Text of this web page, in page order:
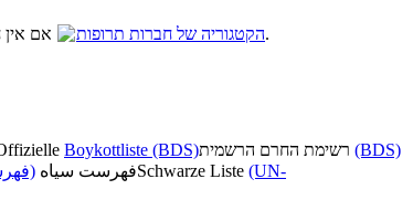
הקטגוריה של חברות תרופות.
Boykottliste (BDS)
(BDS)
فهرست سیاهSchwarze Liste (UN-